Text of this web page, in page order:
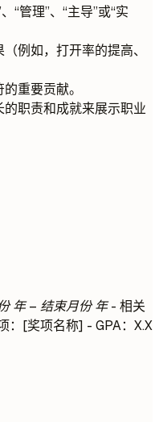
“管理”、“主导”或“实
例如，打开率的提高、
重要贡献。
职责和成就来展示职业
年 – 结束月份 年- 相关
：[奖项名称] - GPA：X.X